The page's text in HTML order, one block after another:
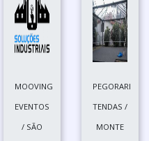
MOOVING
EVENTOS
/ SÃO
PEGORARI
TENDAS /
MONTE